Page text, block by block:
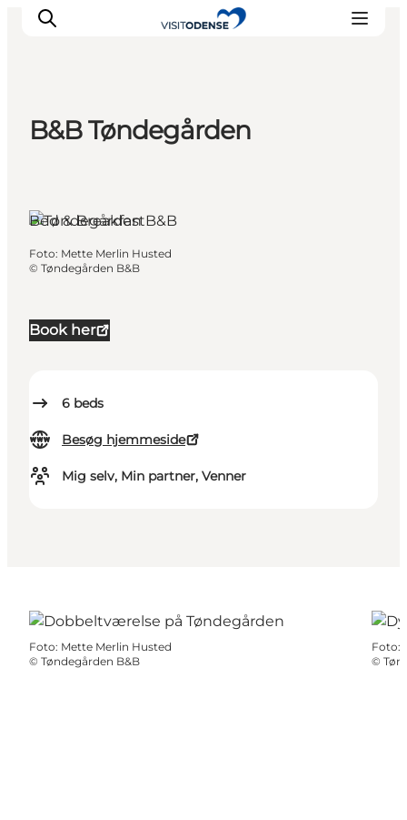
Planlæg din tur
Inspiration
B&B Tøndegården
Book her
6 beds
Besøg hjemmeside
Mig selv, Min partner, Venner
Bed & Breakfast
Foto: Mette Merlin Husted
© Tøndegården B&B
Foto: Mette Merlin Husted
© Tøndegården B&B
Foto:
©